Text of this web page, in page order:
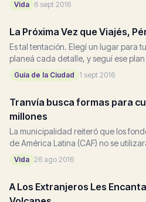
Vida 6 sept 2016
La Próxima Vez que Viajés,
Es tal tentación. Elegí un lugar para
planeá cada detalle, y seguí ese
sé cierto, sé aconsejado, andá a...
Guía de la Ciudad 1 sept 2016
Tranvía busca formas para
millones
La municipalidad reiteró que los
de América Latina (CAF) no se
programas de pavimentación. "No
Vida 26 ago 2016
A Los Extranjeros Les